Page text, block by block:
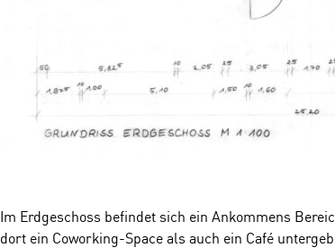
Im Erdgeschoss befindet sich ein Ankommens
dort ein Coworking-Space als auch ein Café